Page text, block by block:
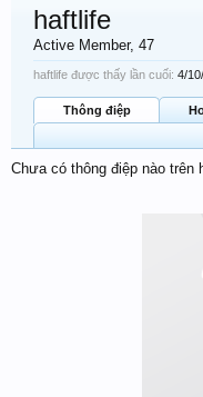
haftlife
Active Member, 47
haftlife được thấy lần cuối: 4/
Thông điệp
Chưa có thông điệp nào trên